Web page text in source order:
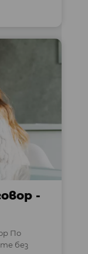
-
По
без